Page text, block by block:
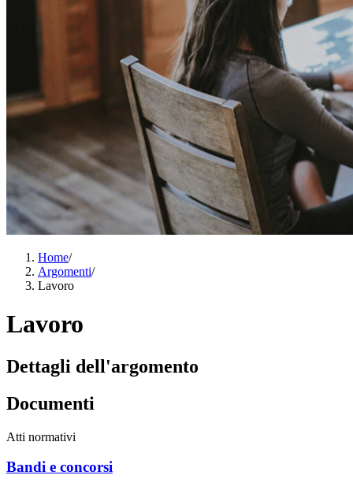
Home/
Argomenti/
Lavoro
Lavoro
Dettagli dell'argomento
Documenti
Atti normativi
Bandi e concorsi